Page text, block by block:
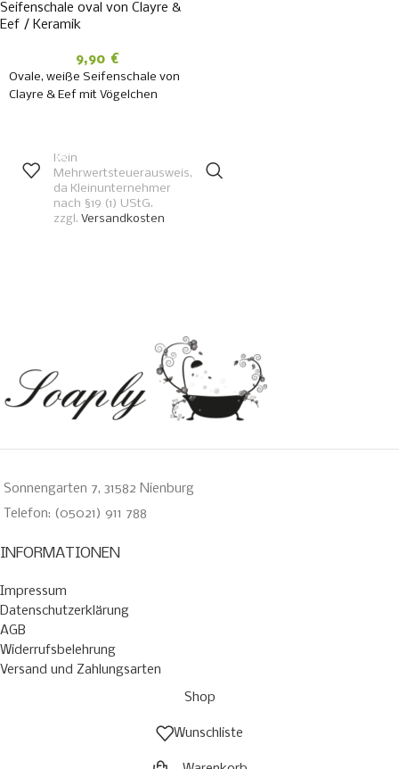
Seifenschale oval von Clayre &
Eef / Keramik
9,90 €
Ovale, weiße Seifenschale von
Clayre & Eef mit Vögelchen
Kein
Mehrwertsteuerausweis,
da Kleinunternehmer
nach §19 (1) UStG.
zzgl. Versandkosten
Sonnengarten 7, 31582 Nienburg
Telefon: (05021) 911 788
INFORMATIONEN
Impressum
Datenschutzerklärung
AGB
Widerrufsbelehrung
Versand und Zahlungsarten
Shop
Wunschliste